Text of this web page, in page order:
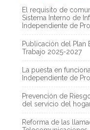
El requisito de
Sistema Interno de
Independiente de
Publicación del Plan
Trabajo 2025-2027
La puesta en
Independiente de
Prevención de
del servicio del
Reforma de las